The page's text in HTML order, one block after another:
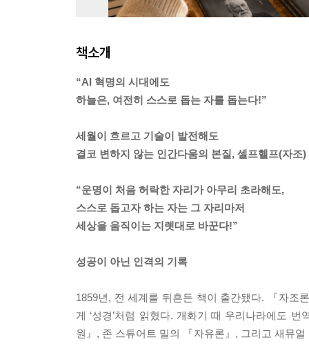
책소개
“AI 혁명의 시대에도
하늘은, 여전히 스스로 돕는 자를 돕는다!”
세월이 흐르고 기술이 발전해도
결코 변하지 않는 인간다움의 본질, 셀프헬프(자조)
“운명이 처음 허락한 자리가 아무리 초라해도,
스스로 돕고자 하는 자는 그 자리마저
세상을 움직이는 지렛대로 바꾼다!”
성공이 아닌 인격의 기록
1859년, 전 세계를 뒤흔든 책이 출간됐다. 『자조
게 ‘성경’처럼 읽혔다. 개화기 때 우리나라에도
원』, 존 스튜어트 밀의 『자유론』, 그리고 새뮤